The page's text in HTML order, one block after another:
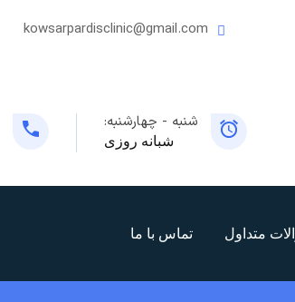
kowsarpardisclinic@gmail.com
شنبه - چهارشنبه:
شبانه روزی
متداول تماس با ما